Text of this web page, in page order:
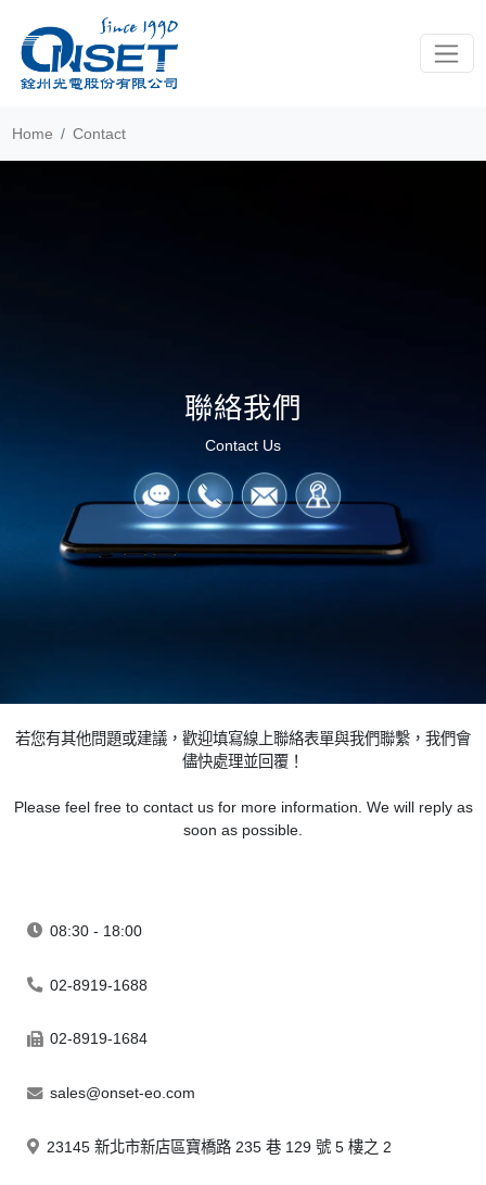
Home Contact
聯絡我們
Contact Us
若您有其他問題或建議，歡迎填寫線上聯絡表單與我們聯繫，我們會
儘快處理並回覆！
Please feel free to contact us for more information. We will reply as
soon as possible.
08:30 - 18:00
02-8919-1688
02-8919-1684
sales@onset-eo.com
23145 新北市新店區寶橋路 235 巷 129 號 5 樓之 2